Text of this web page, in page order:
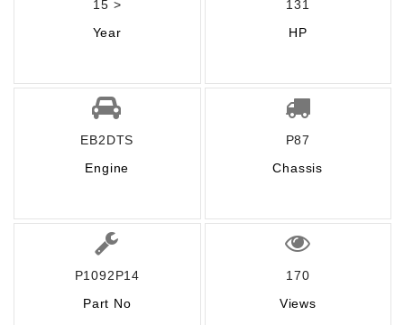
15 >
Year
131
HP
EB2DTS
Engine
P87
Chassis
P1092P14
Part No
170
Views